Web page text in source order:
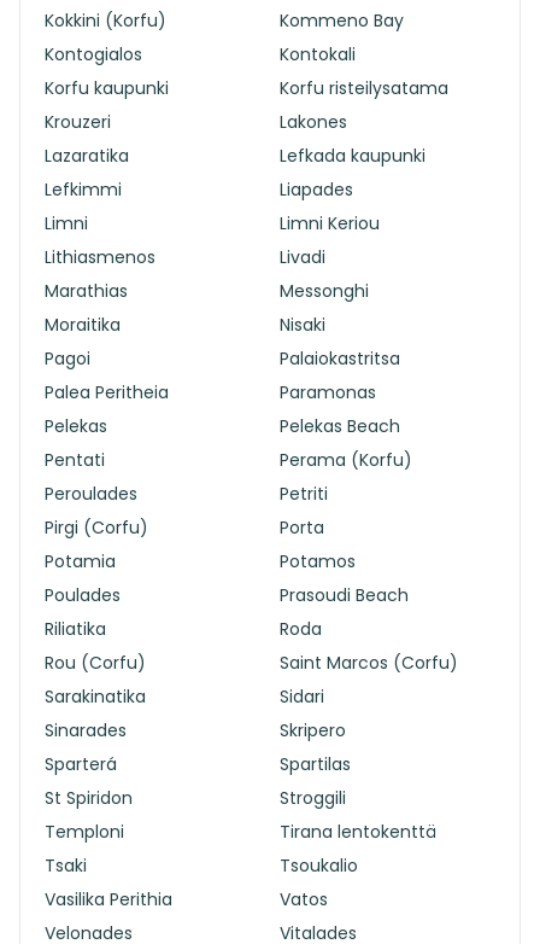
Kokkini (Korfu)
Kommeno Bay
Kontogialos
Kontokali
Korfu kaupunki
Korfu risteilysatama
Krouzeri
Lakones
Lazaratika
Lefkada kaupunki
Lefkimmi
Liapades
Limni
Limni Keriou
Lithiasmenos
Livadi
Marathias
Messonghi
Moraitika
Nisaki
Pagoi
Palaiokastritsa
Palea Peritheia
Paramonas
Pelekas
Pelekas Beach
Pentati
Perama (Korfu)
Peroulades
Petriti
Pirgi (Corfu)
Porta
Potamia
Potamos
Poulades
Prasoudi Beach
Riliatika
Roda
Rou (Corfu)
Saint Marcos (Corfu)
Sarakinatika
Sidari
Sinarades
Skripero
Sparterá
Spartilas
St Spiridon
Stroggili
Temploni
Tirana lentokenttä
Tsaki
Tsoukalio
Vasilika Perithia
Vatos
Velonades
Vitalades